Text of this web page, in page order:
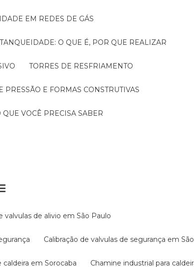
EM REDES DE GÁS
O QUE É, POR QUE REALIZAR
TORRES DE RESFRIAMENTO
PRESSÃO E FORMAS CONSTRUTIVAS
QUE VOCÊ PRECISA SABER
valvulas de alivio em São Paulo
Calibração de valvulas de segurança em
caldeira em Sorocaba Chamine industrial para